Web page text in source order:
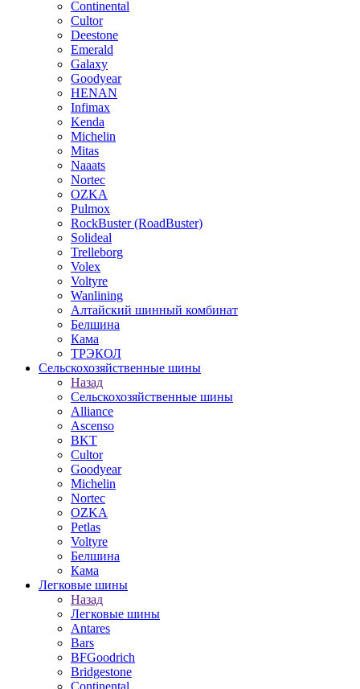
Continental
Cultor
Deestone
Emerald
Galaxy
Goodyear
HENAN
Infimax
Kenda
Michelin
Mitas
Naaats
Nortec
OZKA
Pulmox
RockBuster (RoadBuster)
Solideal
Trelleborg
Volex
Voltyre
Wanlining
Алтайский шинный комбинат
Белшина
Кама
ТРЭКОЛ
Сельскохозяйственные шины
Назад
Сельскохозяйственные шины
Alliance
Ascenso
BKT
Cultor
Goodyear
Michelin
Nortec
OZKA
Petlas
Voltyre
Белшина
Кама
Легковые шины
Назад
Легковые шины
Antares
Bars
BFGoodrich
Bridgestone
Continental